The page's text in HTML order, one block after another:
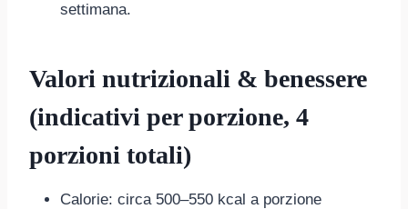
settimana.
Valori nutrizionali & benessere
(indicativi per porzione, 4
porzioni totali)
Calorie: circa 500–550 kcal a porzione